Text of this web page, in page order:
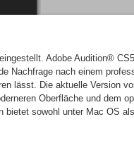
Adobe Audition®
Nachfrage nach einem
lässt. Die aktuelle Version
Oberfläche und dem
bietet sowohl unter Mac OS